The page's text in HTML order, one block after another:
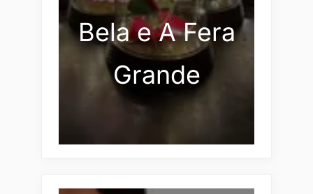
Bela e A Fera
Grande